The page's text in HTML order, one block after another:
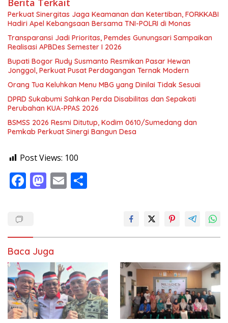
Berita Terkait
Perkuat Sinergitas Jaga Keamanan dan Ketertiban, FORKKABI
Hadiri Apel Kebangsaan Bersama TNI-POLRI di Monas
Transparansi Jadi Prioritas, Pemdes Gunungsari Sampaikan
Realisasi APBDes Semester I 2026
Bupati Bogor Rudy Susmanto Resmikan Pasar Hewan
Jonggol, Perkuat Pusat Perdagangan Ternak Modern
Orang Tua Keluhkan Menu MBG yang Dinilai Tidak Sesuai
DPRD Sukabumi Sahkan Perda Disabilitas dan Sepakati
Perubahan KUA-PPAS 2026
BSMSS 2026 Resmi Ditutup, Kodim 0610/Sumedang dan
Pemkab Perkuat Sinergi Bangun Desa
Post Views: 100
F
o
o
k
M
o
n
E
Baca Juga